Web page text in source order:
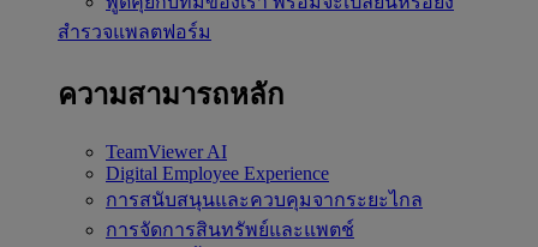
สำรวจแพลตฟอร์ม
ความสามารถหลัก
TeamViewer AI
Digital Employee Experience
การสนับสนุนและควบคุมจากระยะไกล
การจัดการสินทรัพย์และแพตช์